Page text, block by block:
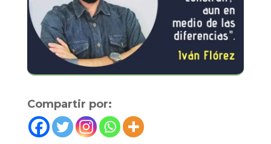
Compartir por: